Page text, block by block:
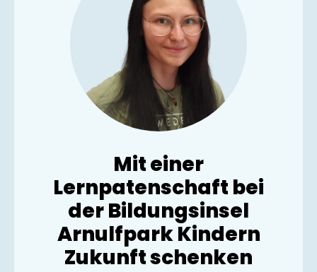
Mit einer
Lernpatenschaft bei
der Bildungsinsel
Arnulfpark Kindern
Zukunft schenken